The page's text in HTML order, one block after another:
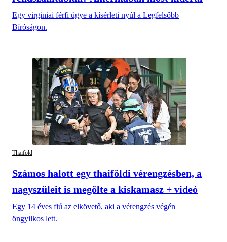
Egy virginiai férfi ügye a kísérleti nyúl a Legfelsőbb
Bíróságon.
Thaiföld
Számos halott egy thaiföldi vérengzésben, a
nagyszüleit is megölte a kiskamasz + videó
Egy 14 éves fiú az elkövető, aki a vérengzés végén
öngyilkos lett.